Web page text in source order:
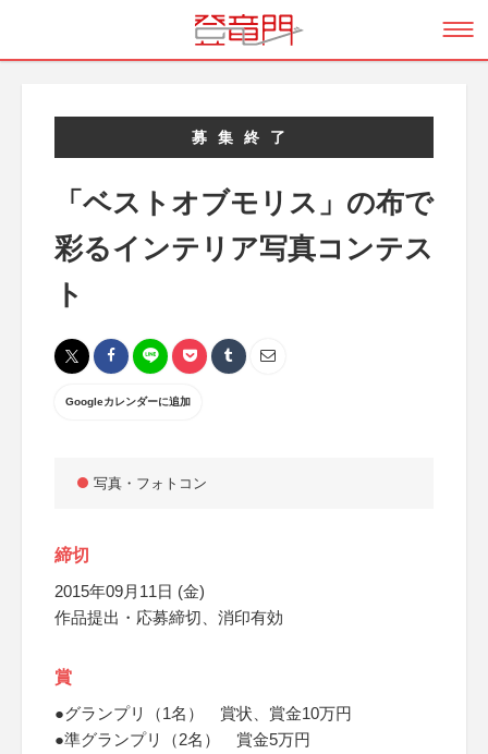
募集終了
「ベストオブモリス」の布で
彩るインテリア写真コンテス
ト
Googleカレンダーに追加
写真・フォトコン
締切
2015年09月11日 (金)
作品提出・応募締切、消印有効
賞
●グランプリ（1名） 賞状、賞金10万円
●準グランプリ（2名） 賞金5万円